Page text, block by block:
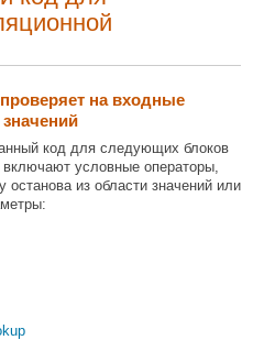
на входные
код для следующих блоков
включают условные операторы,
останова из области значений или